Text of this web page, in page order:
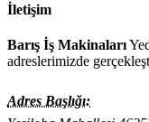
İletişim
Barış İş Makinaları
adreslerimizde
Adres Başlığı: